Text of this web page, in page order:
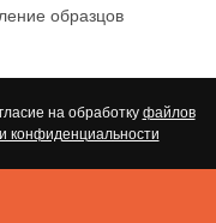
образцов
на обработку файлов
конфиденциальности